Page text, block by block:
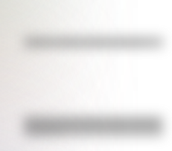
Bandera de Ecuador para colorear